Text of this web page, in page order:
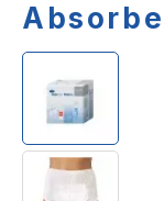
Zum
Ende
Bildgalerie
springen
Zum
Anfang
Bildgalerie
springen